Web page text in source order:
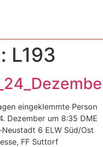
L193
eingeklemmte Person
Dezember um 8:35 DME
6 ELW Süd/Ost
FF Suttorf